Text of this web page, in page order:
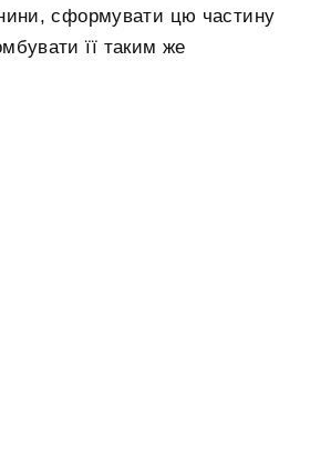
сформувати цю частину
її таким же